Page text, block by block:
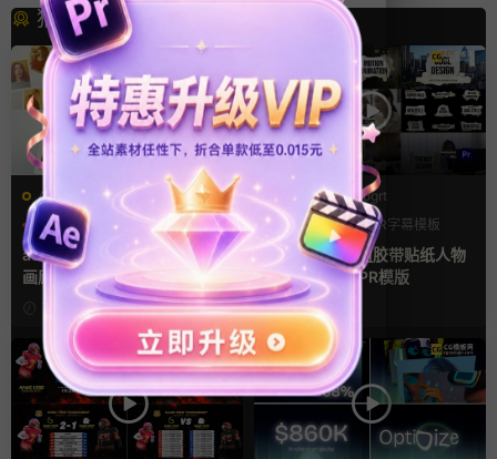
猜你喜欢
AE模板
LOGO动画
幻灯片
ae相册模板 多场景照片墙堆叠
画廊幻灯片宣传视频
7小时前
PR基本图形mogrt
PR基本图形
PR字幕模板
人物介绍
pr字幕模板 9组胶带贴纸人物
介绍角标动画PR模版
2天前